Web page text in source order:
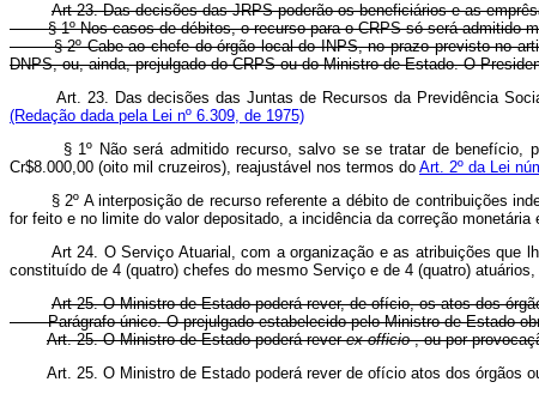
Art 23. Das decisões das JRPS poderão os beneficiários e as
§ 1º Nos casos de débitos, o recurso para o CRPS só será admitido
§ 2º Cabe ao chefe do órgão local do INPS, no prazo previsto no
DNPS, ou, ainda, prejulgado do CRPS ou do Ministro de Estado. O
Art. 23. Das decisões das Juntas de Recursos da Previdência
(Redação dada pela Lei nº 6.309, de 1975)
§ 1º Não será admitido recurso, salvo se se tratar de benefício,
Cr$8.000,00 (oito mil cruzeiros), reajustável nos termos do Art. 2º da Lei
§ 2º A interposição de recurso referente a débito de contribuições
for feito e no limite do valor depositado, a incidência da correção
Art 24. O Serviço Atuarial, com a organização e as atribuições que
constituído de 4 (quatro) chefes do mesmo Serviço e de 4 (quatro)
Art 25. O Ministro de Estado poderá rever, de ofício, os atos dos
Parágrafo único. O prejulgado estabelecido pelo Ministro de Estado
Art. 25. O Ministro de Estado poderá reverex officio, ou por
Art. 25. O Ministro de Estado poderá rever de ofício atos dos órgãos